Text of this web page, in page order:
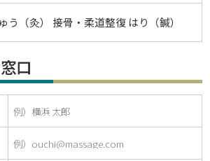
う（灸） 接骨・柔道整復 はり（鍼）
口